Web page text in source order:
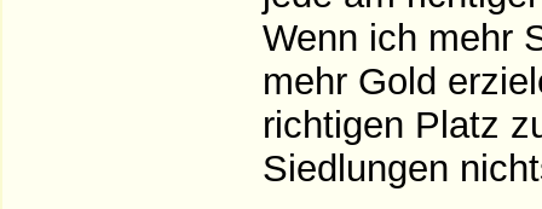
Wenn ich mehr
mehr Gold
richtigen Platz
Siedlungen